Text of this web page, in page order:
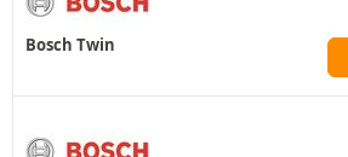
Bosch Twin